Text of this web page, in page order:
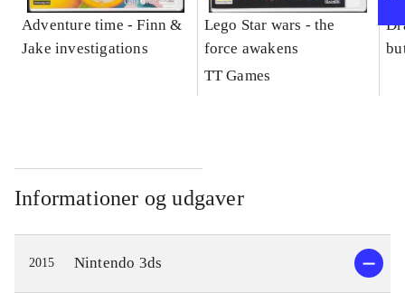
Adventure time - Finn &
Jake investigations
Lego Star wars - the
force awakens
TT Games
Informationer og udgaver
2015 Nintendo 3ds